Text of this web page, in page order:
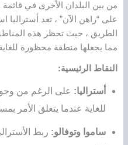
من بين البلدان الأخرى في
على “راهن الآن” ، تعد أستراليا
الطريق ، حيث تحظر هذه
مما يجعلها منطقة محظورة للغاية
النقاط الرئيسية:
أستراليا: على الرغم من وجود
للغاية عندما يتعلق الأمر
ساموا وتوفالو: ربط